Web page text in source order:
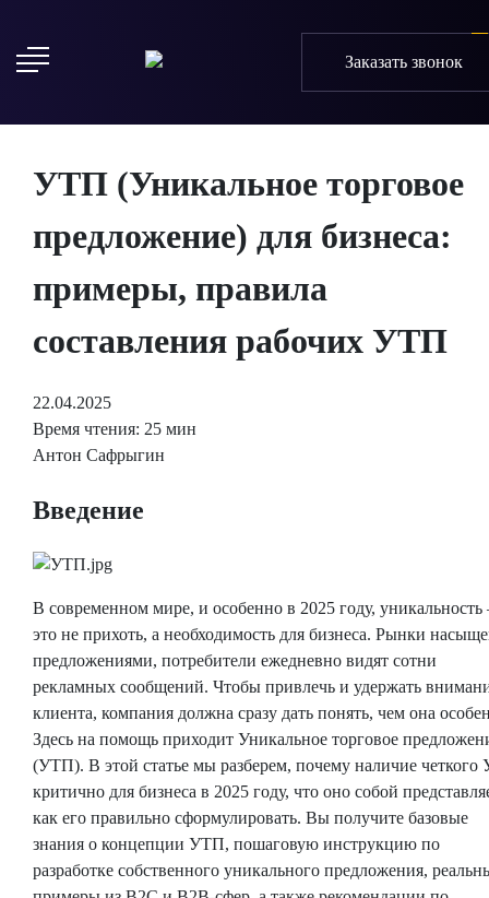
Заказать звонок
УТП (Уникальное торговое
предложение) для бизнеса:
примеры, правила
составления рабочих УТП
22.04.2025
Время чтения: 25 мин
Антон Сафрыгин
Введение
В современном мире, и особенно в 2025 году,
это не прихоть, а необходимость для бизнеса. Рынки
предложениями, потребители ежедневно видят сотни
рекламных сообщений. Чтобы привлечь и удержать
клиента, компания должна сразу дать понять, чем она
Здесь на помощь приходит Уникальное торговое
(УТП). В этой статье мы разберем, почему наличие
критично для бизнеса в 2025 году, что оно собой
как его правильно сформулировать. Вы получите базовые
знания о концепции УТП, пошаговую инструкцию по
разработке собственного уникального предложения,